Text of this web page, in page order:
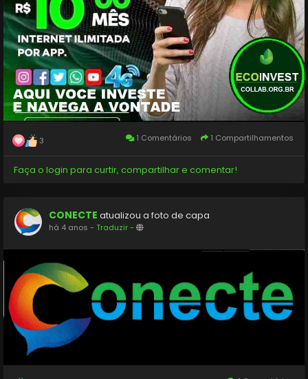
https://redecolaborativa.club/produtos_ver.php?
ecoinvest10__Eco_Invest
Teste grátis venha experimentar a melhor internet via
MultiVerso Collab !
obs o Acesso é Exclusivo para membros, Ativos...
limite;
Venha experimentar
(11) 956-979-408
#ecoinvest#ecoville #ecopark#internet #conecte
3 1 Comentários 1 Compartilhamentos
Faça o login para curtir, compartilhar e comentar!
CONECTE atualizou a foto de capa
há 4 anos - Traduzir-